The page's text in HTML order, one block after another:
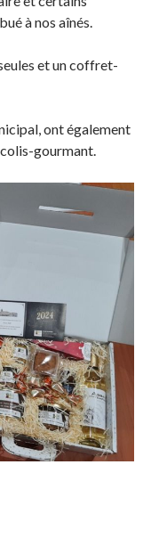
à nos aînés.
et un coffret-
ont également
colis-gourmant.